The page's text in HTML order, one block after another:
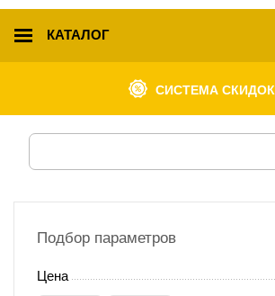
КАТАЛОГ
СИСТЕМА СКИДОК
Подбор параметров
Цена